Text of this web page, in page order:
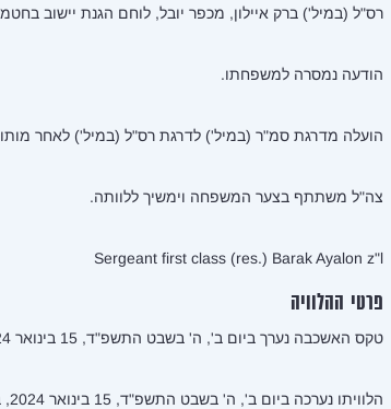
רס"ל (במיל') ברק איילון, מכפר יובל, לוחם הגנת יישוב בחטמ"ר 769, נהרג כתוצאה מפגיעת נ"ט בכפר יובל, בן 45
הודעה נמסרה למשפחתו.
הועלה מדרגת סמ"ר (במיל') לדרגת רס"ל (במיל') לאחר
צה"ל משתתף בצער המשפחה וימשיך ללוותה.
Sergeant first class (res.) Barak Ayalon z"l
פרטי ההלוויה
טקס האשכבה נערך ביום ב', ה' בשבט התשפ"ד, 15 בינואר 2024, בבניין המועצה האזורית 'מבואות חרמון' בצומת כח.
הלוויתו נערכה ביום ב', ה' בשבט התשפ"ד, 15 בינואר 2024, בבית העלמין בכפר יובל.